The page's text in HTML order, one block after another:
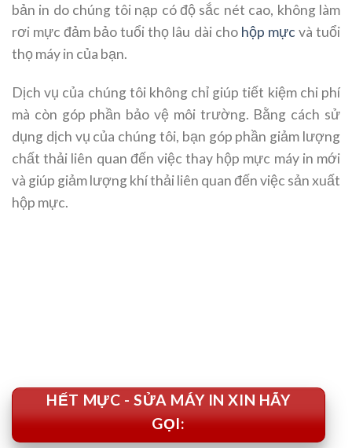
bản in do chúng tôi nạp có độ sắc nét cao, không làm
rơi mực đảm bảo tuổi thọ lâu dài cho hộp mực và tuổi
thọ máy in của bạn.
Dịch vụ của chúng tôi không chỉ giúp tiết kiệm chi phí
mà còn góp phần bảo vệ môi trường. Bằng cách sử
dụng dịch vụ của chúng tôi, bạn góp phần giảm lượng
chất thải liên quan đến việc thay hộp mực máy in mới
và giúp giảm lượng khí thải liên quan đến việc sản xuất
hộp mực.
HẾT MỰC - SỬA MÁY IN XIN HÃY
GỌI: